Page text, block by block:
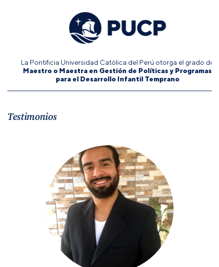
La Pontificia Universidad Católica del Perú otorga el grado de
Maestro o Maestra en Gestión de Políticas y Programas
para el Desarrollo Infantil Temprano
Testimonios